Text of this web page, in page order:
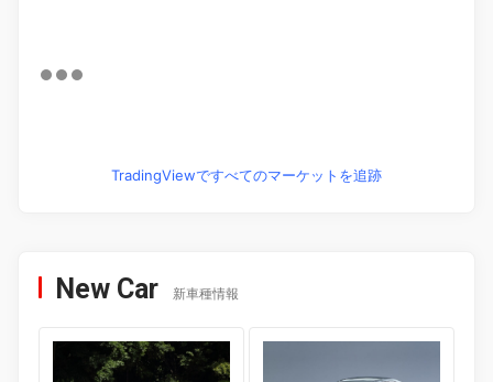
TradingViewですべてのマーケットを追跡
New Car 新車種情報